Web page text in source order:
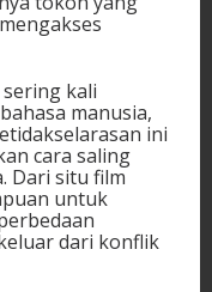
kali
manusia,
ini
cara saling
Dari situ film
untuk
dari konflik